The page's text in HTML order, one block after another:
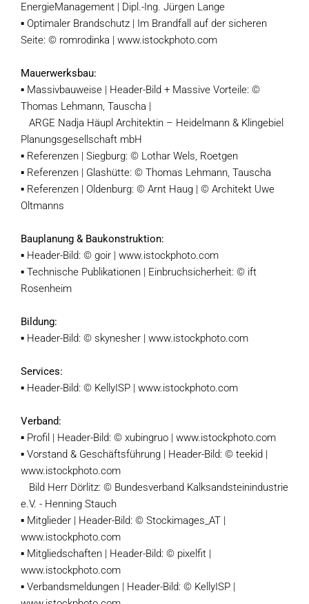
EnergieManagement | Dipl.-Ing. Jürgen Lange
▪ Optimaler Brandschutz | Im Brandfall auf der sicheren
Seite: © romrodinka | www.istockphoto.com
Mauerwerksbau:
▪ Massivbauweise | Header-Bild + Massive Vorteile: ©
Thomas Lehmann, Tauscha |
ARGE Nadja Häupl Architektin – Heidelmann & Klingebiel
Planungsgesellschaft mbH
▪ Referenzen | Siegburg: © Lothar Wels, Roetgen
▪ Referenzen | Glashütte: © Thomas Lehmann, Tauscha
▪ Referenzen | Oldenburg: © Arnt Haug | © Architekt Uwe
Oltmanns
Bauplanung & Baukonstruktion:
▪ Header-Bild: © goir | www.istockphoto.com
▪ Technische Publikationen | Einbruchsicherheit: © ift
Rosenheim
Bildung:
▪ Header-Bild: © skynesher | www.istockphoto.com
Services:
▪ Header-Bild: © KellyISP | www.istockphoto.com
Verband:
▪ Profil | Header-Bild: © xubingruo | www.istockphoto.com
▪ Vorstand & Geschäftsführung | Header-Bild: © teekid |
www.istockphoto.com
Bild Herr Dörlitz: © Bundesverband Kalksandsteinindustrie
e.V. - Henning Stauch
▪ Mitglieder | Header-Bild: © Stockimages_AT |
www.istockphoto.com
▪ Mitgliedschaften | Header-Bild: © pixelfit |
www.istockphoto.com
▪ Verbandsmeldungen | Header-Bild: © KellyISP |